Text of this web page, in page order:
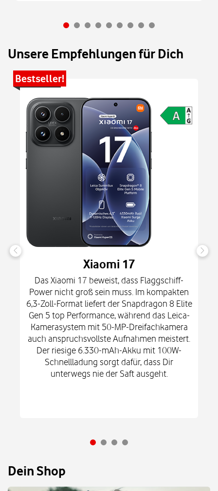
Unsere Empfehlungen für Dich
Bestseller!
Xiaomi 17
Das Xiaomi 17 beweist, dass Flaggschiff-
Power nicht groß sein muss. Im kompakten
6,3-Zoll-Format liefert der Snapdragon 8 Elite
Gen 5 top Performance, während das Leica-
Kamerasystem mit 50-MP-Dreifachkamera
auch anspruchsvollste Aufnahmen meistert.
Der riesige 6.330-mAh-Akku mit 100W-
Schnellladung sorgt dafür, dass Dir
unterwegs nie der Saft ausgeht.
Dein Shop